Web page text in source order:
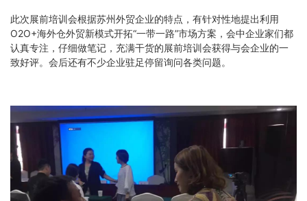
此次展前培训会根据苏州外贸企业的特点，有针对性地提出利用
O2O+海外仓外贸新模式开拓“一带一路”市场方案，会中企业家们都
认真专注，仔细做笔记，充满干货的展前培训会获得与会企业的一
致好评。会后还有不少企业驻足停留询问各类问题。